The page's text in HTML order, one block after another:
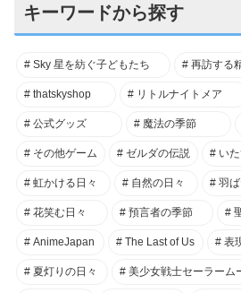
キーワードから探す
Sky 星を紡ぐ子どもたち 再訪する
thatskyshop リトルナイトメア
公式グッズ 魔法の季節
その他ゲーム ゼルダの伝説 い
虹かける日々 自然の日々 羽
花笑む日々 預言者の季節
AnimeJapan The Last of Us 表
夏灯りの日々 美少女戦士セーラーム